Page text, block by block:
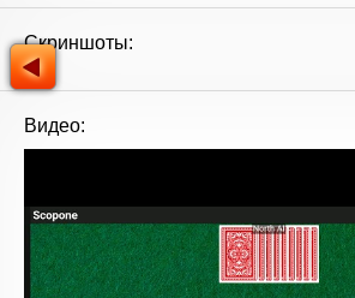
Скриншоты:
Видео: